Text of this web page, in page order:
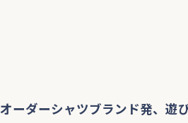
オーダーシャツブランド発、遊